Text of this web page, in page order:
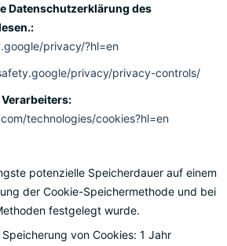
Datenschutzerklärung des
privacy/?hl=en
privacy/privacy-controls/
technologies/cookies?hl=en
potenzielle Speicherdauer auf einem
der Cookie-Speichermethode und bei
festgelegt wurde.
von Cookies: 1 Jahr